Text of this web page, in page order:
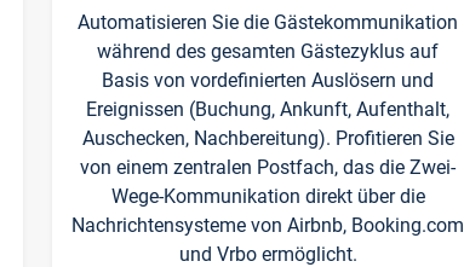
Automatisieren Sie die Gästekommunikation
während des gesamten Gästezyklus auf
Basis von vordefinierten Auslösern und
Ereignissen (Buchung, Ankunft, Aufenthalt,
Auschecken, Nachbereitung). Profitieren Sie
von einem zentralen Postfach, das die Zwei-
Wege-Kommunikation direkt über die
Nachrichtensysteme von Airbnb, Booking.com
und Vrbo ermöglicht.